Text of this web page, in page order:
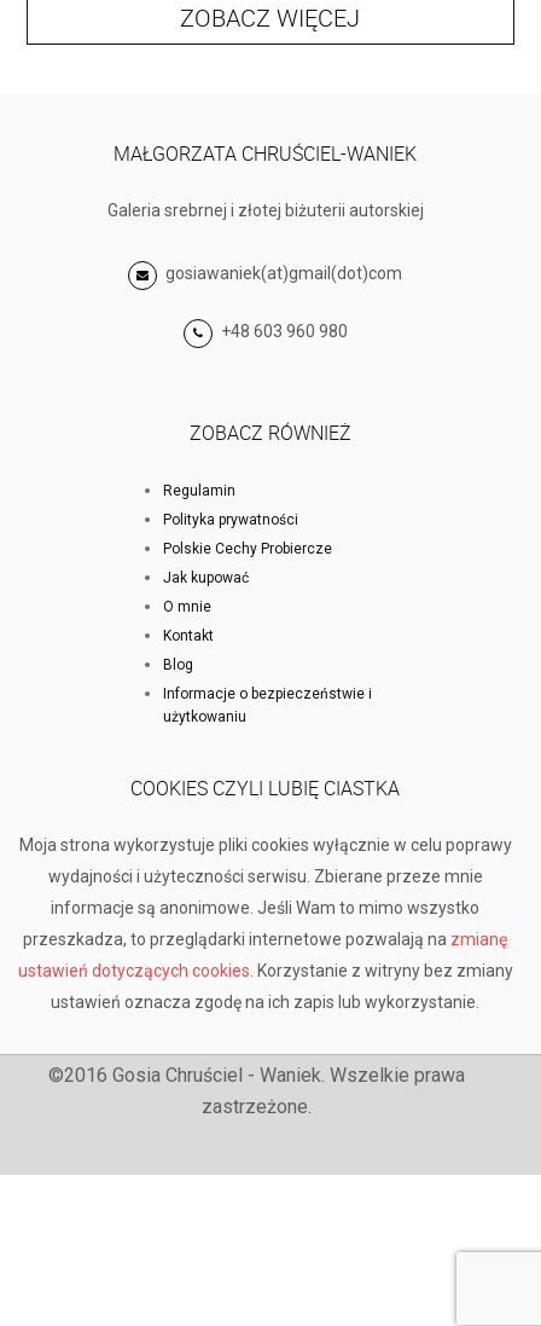
ZOBACZ WIĘCEJ
MAŁGORZATA CHRUŚCIEL-WANIEK
Galeria srebrnej i złotej biżuterii autorskiej
gosiawaniek(at)gmail(dot)com
+48 603 960 980
ZOBACZ RÓWNIEŻ
Regulamin
Polityka prywatności
Polskie Cechy Probiercze
Jak kupować
O mnie
Kontakt
Blog
Informacje o bezpieczeństwie i
użytkowaniu
COOKIES CZYLI LUBIĘ CIASTKA
Moja strona wykorzystuje pliki cookies wyłącznie w celu poprawy
wydajności i użyteczności serwisu. Zbierane przeze mnie
informacje są anonimowe. Jeśli Wam to mimo wszystko
przeszkadza, to przeglądarki internetowe pozwalają na zmianę
ustawień dotyczących cookies . Korzystanie z witryny bez zmiany
ustawień oznacza zgodę na ich zapis lub wykorzystanie.
©2016 Gosia Chruściel - Waniek. Wszelkie prawa
zastrzeżone.